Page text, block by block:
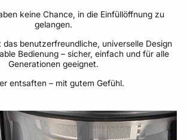
keine Chance, in die Einfüllöffnung zu
gelangen.
das benutzerfreundliche, universelle Design
Bedienung – sicher, einfach und für alle
Generationen geeignet.
entsaften – mit gutem Gefühl.